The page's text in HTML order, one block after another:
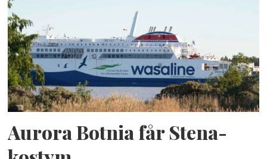
Aurora Botnia får Stena-